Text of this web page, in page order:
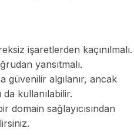
işaretlerden kaçınılmalı.
yansıtmalı.
güvenilir algılanır, ancak
kullanılabilir.
domain sağlayıcısından